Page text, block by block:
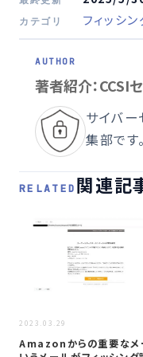
カテゴリ フィッシン
著者紹介：CCSI
サイバー
集部です。
RELATED 関連記
2023.03.29
Amazonからの重要なメ